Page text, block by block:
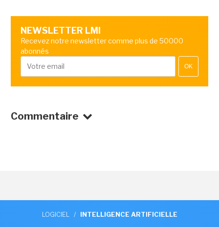
NEWSLETTER LMI
Recevez notre newsletter comme plus de 50000
abonnés
OK
Commentaire
LOGICIEL / INTELLIGENCE ARTIFICIELLE